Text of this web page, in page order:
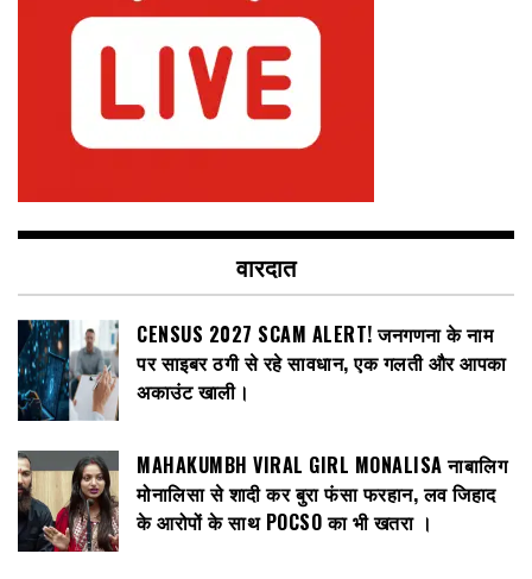
वारदात
CENSUS 2027 SCAM ALERT! जनगणना के नाम
पर साइबर ठगी से रहे सावधान, एक गलती और आपका
अकाउंट खाली।
MAHAKUMBH VIRAL GIRL MONALISA नाबालिग
मोनालिसा से शादी कर बुरा फंसा फरहान, लव जिहाद
के आरोपों के साथ POCSO का भी खतरा ।